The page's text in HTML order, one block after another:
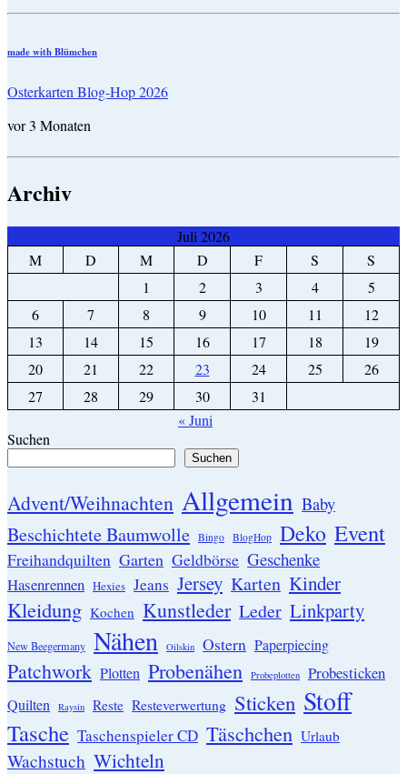
made with Blümchen
Osterkarten Blog-Hop 2026
vor 3 Monaten
Archiv
Juli 2026
M
D M D F S
S
1
2 3 4
5
6
7 8 9 10 11
12
13
14 15 16 17 18
19
20
21 22 23 24 25
26
27
28 29 30
31
« Juni
Suchen
Suchen
Advent/Weihnachten Allgemein Baby
Beschichtete Baumwolle Bingo BlogHop Deko Event
Freihandquilten Garten Geldbörse Geschenke
Hasenrennen Hexies Jeans Jersey Karten Kinder
Kleidung Kochen Kunstleder Leder Linkparty
New Beegermany Nähen Oilskin Ostern Paperpiecing
Patchwork Plotten Probenähen Probeplotten Probesticken
Quilten Raysin Reste Resteverwertung Sticken Stoff
Tasche Taschenspieler CD Täschchen Urlaub
Wachstuch Wichteln